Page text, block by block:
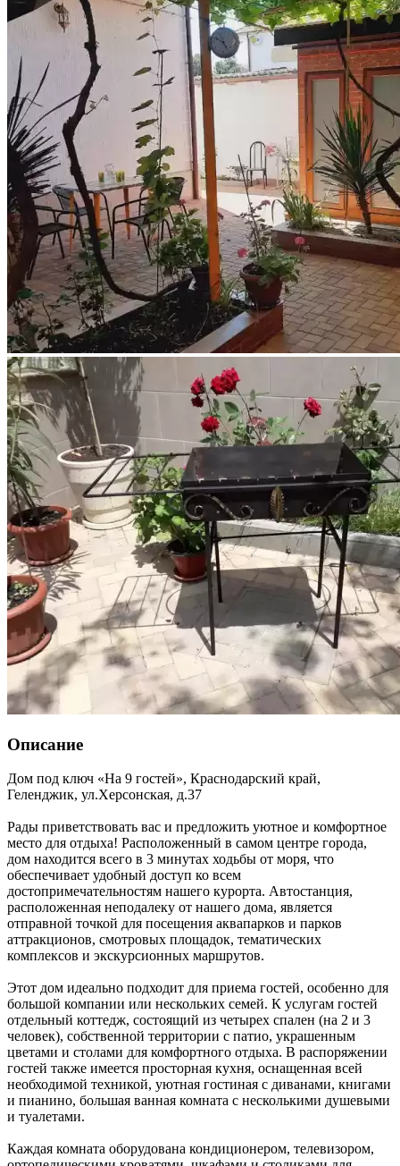
Описание
Дом под ключ «На 9 гостей», Краснодарский край,
Геленджик, ул.Херсонская, д.37
Рады приветствовать вас и предложить уютное и комфортное
место для отдыха! Расположенный в самом центре города,
дом находится всего в 3 минутах ходьбы от моря, что
обеспечивает удобный доступ ко всем
достопримечательностям нашего курорта. Автостанция,
расположенная неподалеку от нашего дома, является
отправной точкой для посещения аквапарков и парков
аттракционов, смотровых площадок, тематических
комплексов и экскурсионных маршрутов.
Этот дом идеально подходит для приема гостей, особенно для
большой компании или нескольких семей. К услугам гостей
отдельный коттедж, состоящий из четырех спален (на 2 и 3
человек), собственной территории с патио, украшенным
цветами и столами для комфортного отдыха. В распоряжении
гостей также имеется просторная кухня, оснащенная всей
необходимой техникой, уютная гостиная с диванами, книгами
и пианино, большая ванная комната с несколькими душевыми
и туалетами.
Каждая комната оборудована кондиционером, телевизором,